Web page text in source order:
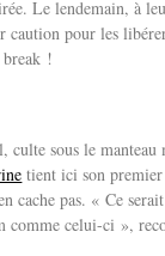
Le lendemain, à
caution pour les
break !
culte sous le
tient ici son
cache pas. « Ce
comme celui-ci »,